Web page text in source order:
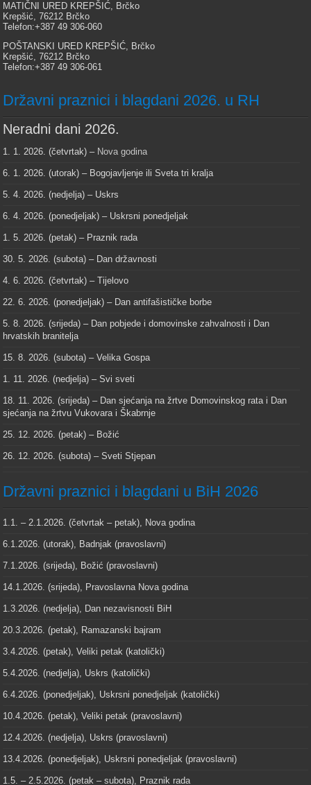
MATIČNI URED KREPŠIĆ, Brčko
Krepšić, 76212 Brčko
Telefon:+387 49 306-060
POŠTANSKI URED KREPŠIĆ, Brčko
Krepšić, 76212 Brčko
Telefon:+387 49 306-061
Državni praznici i blagdani 2026. u RH
Neradni dani 2026.
1. 1. 2026. (četvrtak) – Nova godina
6. 1. 2026. (utorak) – Bogojavljenje ili Sveta tri kralja
5. 4. 2026. (nedjelja) – Uskrs
6. 4. 2026. (ponedjeljak) – Uskrsni ponedjeljak
1. 5. 2026. (petak) – Praznik rada
30. 5. 2026. (subota) – Dan državnosti
4. 6. 2026. (četvrtak) – Tijelovo
22. 6. 2026. (ponedjeljak) – Dan antifašističke borbe
5. 8. 2026. (srijeda) – Dan pobjede i domovinske zahvalnosti i Dan
hrvatskih branitelja
15. 8. 2026. (subota) – Velika Gospa
1. 11. 2026. (nedjelja) – Svi sveti
18. 11. 2026. (srijeda) – Dan sjećanja na žrtve Domovinskog rata i Dan
sjećanja na žrtvu Vukovara i Škabrnje
25. 12. 2026. (petak) – Božić
26. 12. 2026. (subota) – Sveti Stjepan
Državni praznici i blagdani u BiH 2026
1.1. – 2.1.2026. (četvrtak – petak), Nova godina
6.1.2026. (utorak), Badnjak (pravoslavni)
7.1.2026. (srijeda), Božić (pravoslavni)
14.1.2026. (srijeda), Pravoslavna Nova godina
1.3.2026. (nedjelja), Dan nezavisnosti BiH
20.3.2026. (petak), Ramazanski bajram
3.4.2026. (petak), Veliki petak (katolički)
5.4.2026. (nedjelja), Uskrs (katolički)
6.4.2026. (ponedjeljak), Uskrsni ponedjeljak (katolički)
10.4.2026. (petak), Veliki petak (pravoslavni)
12.4.2026. (nedjelja), Uskrs (pravoslavni)
13.4.2026. (ponedjeljak), Uskrsni ponedjeljak (pravoslavni)
1.5. – 2.5.2026. (petak – subota), Praznik rada